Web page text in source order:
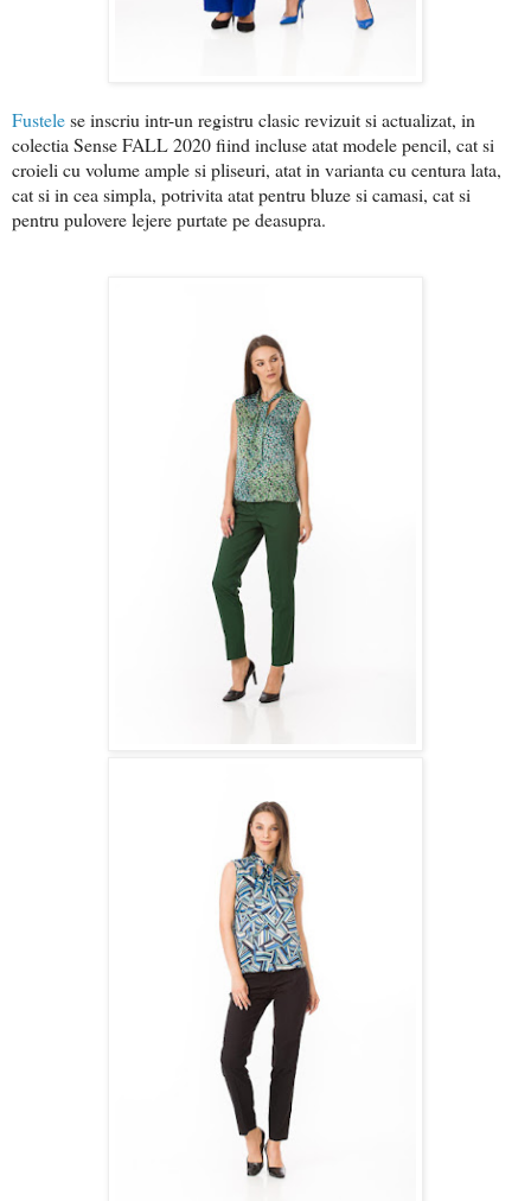
Fustelese inscriu intr-un registru clasic revizuit si actualizat, in
colectia Sense FALL 2020 fiind incluse atat modele pencil, cat si
croieli cu volume ample si pliseuri, atat in varianta cu centura lata,
cat si in cea simpla, potrivita atat pentru bluze si camasi, cat si
pentru pulovere lejere purtate pe deasupra.